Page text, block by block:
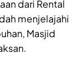
dari Rental
menjelajahi
Masjid